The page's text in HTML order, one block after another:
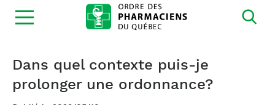
Ouvrir
la
Dans quel contexte puis-je
prolonger une ordonnance?